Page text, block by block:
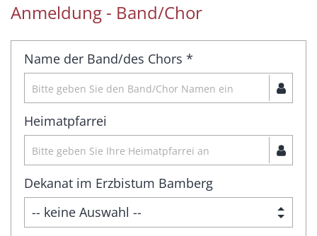
Anmeldung - Band/Chor
Name der Band/des Chors *
Heimatpfarrei
Dekanat im Erzbistum Bamberg